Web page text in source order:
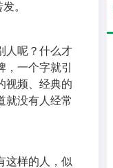
。
人呢？什么才
一个字就引
视频、经典的
就没有人经常
这样的人，似